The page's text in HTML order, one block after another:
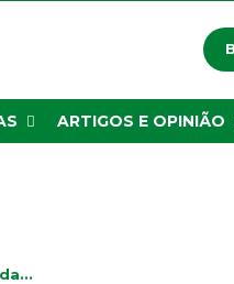
ARTIGOS E OPINIÃO